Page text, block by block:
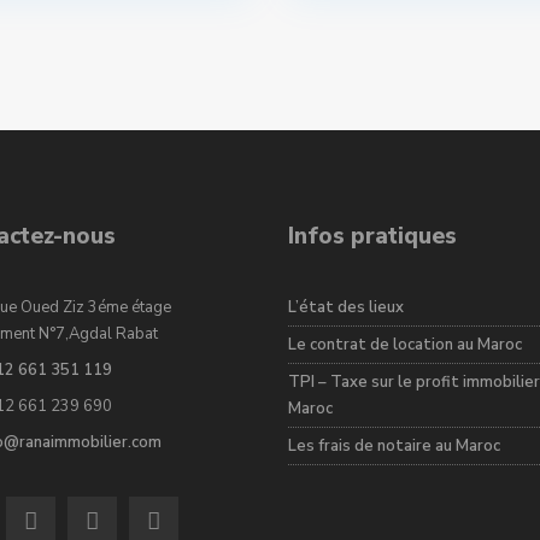
nous
Oued Ziz 3éme étage
N°7,Agdal Rabat
661 351 119
661 239 690
Infos pratiques
L’état des lieux
Le contrat de location au Maroc
TPI – Taxe sur le profit
Maroc
Les frais de notaire au Maroc